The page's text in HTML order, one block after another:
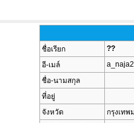
ชื่อเรียก
??
อี-เมล์
ชื่อ-นามสกุล
ที่อยู่
จังหวัด
กรุงเท